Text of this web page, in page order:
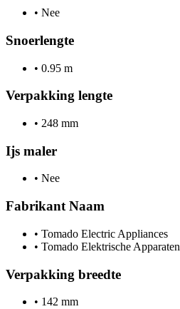
• Nee
Snoerlengte
• 0.95 m
Verpakking lengte
• 248 mm
Ijs maler
• Nee
Fabrikant Naam
• Tomado Electric Appliances
• Tomado Elektrische Apparaten
Verpakking breedte
• 142 mm